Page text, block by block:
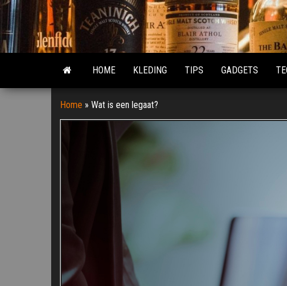
Ga
naar
de
inhoud
HOME KLEDING TIPS GADGETS
Home » Wat is een legaat?